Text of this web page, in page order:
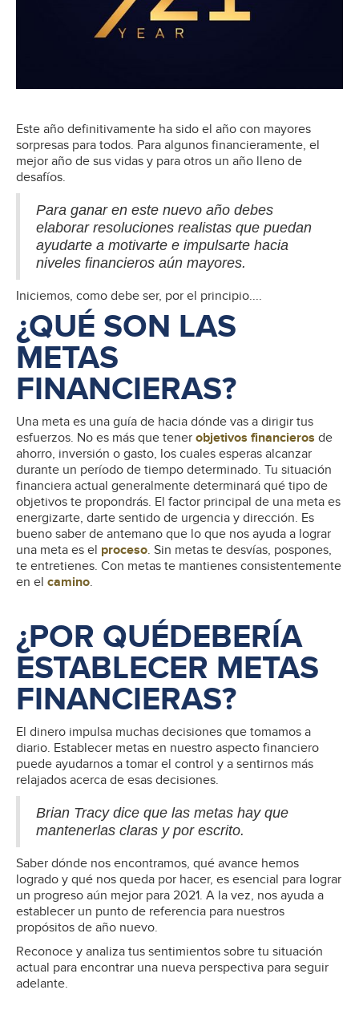
Este año definitivamente ha sido el año con mayores
sorpresas para todos. Para algunos financieramente, el
mejor año de sus vidas y para otros un año lleno de
desafíos.
Para ganar en este nuevo año debes
elaborar resoluciones realistas que puedan
ayudarte a motivarte e impulsarte hacia
niveles financieros aún mayores.
Iniciemos, como debe ser, por el principio....
¿QUÉ SON LAS
METAS
FINANCIERAS?
Una meta es una guía de hacia dónde vas a dirigir tus
esfuerzos. No es más que tener objetivos financieros de
ahorro, inversión o gasto, los cuales esperas alcanzar
durante un período de tiempo determinado. Tu situación
financiera actual generalmente determinará qué tipo de
objetivos te propondrás. El factor principal de una meta es
energizarte, darte sentido de urgencia y dirección. Es
bueno saber de antemano que lo que nos ayuda a lograr
una meta es el proceso. Sin metas te desvías, pospones,
te entretienes. Con metas te mantienes consistentemente
en el camino.
¿POR QUÉDEBERÍA
ESTABLECER METAS
FINANCIERAS?
El dinero impulsa muchas decisiones que tomamos a
diario. Establecer metas en nuestro aspecto financiero
puede ayudarnos a tomar el control y a sentirnos más
relajados acerca de esas decisiones.
Brian Tracy dice que las metas hay que
mantenerlas claras y por escrito.
Saber dónde nos encontramos, qué avance hemos
logrado y qué nos queda por hacer, es esencial para lograr
un progreso aún mejor para 2021. A la vez, nos ayuda a
establecer un punto de referencia para nuestros
propósitos de año nuevo.
Reconoce y analiza tus sentimientos sobre tu situación
actual para encontrar una nueva perspectiva para seguir
adelante.